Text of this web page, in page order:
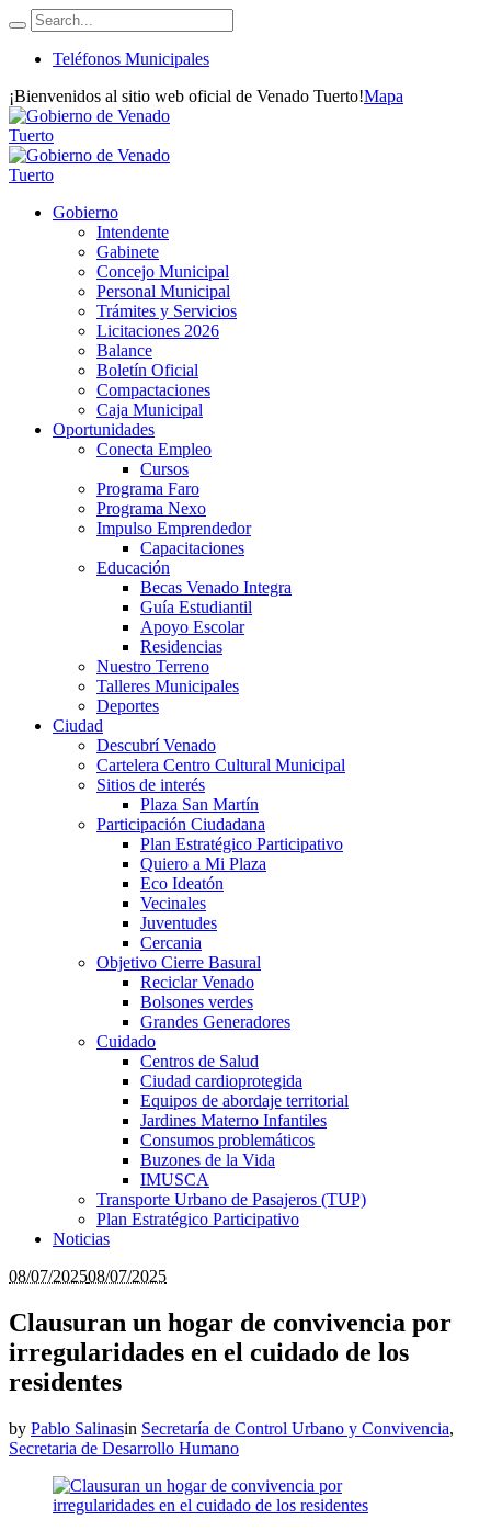
Teléfonos Municipales
¡Bienvenidos al sitio web oficial de Venado Tuerto!Mapa
Gobierno
Intendente
Gabinete
Concejo Municipal
Personal Municipal
Trámites y Servicios
Licitaciones 2026
Balance
Boletín Oficial
Compactaciones
Caja Municipal
Oportunidades
Conecta Empleo
Cursos
Programa Faro
Programa Nexo
Impulso Emprendedor
Capacitaciones
Educación
Becas Venado Integra
Guía Estudiantil
Apoyo Escolar
Residencias
Nuestro Terreno
Talleres Municipales
Deportes
Ciudad
Descubrí Venado
Cartelera Centro Cultural Municipal
Sitios de interés
Plaza San Martín
Participación Ciudadana
Plan Estratégico Participativo
Quiero a Mi Plaza
Eco Ideatón
Vecinales
Juventudes
Cercania
Objetivo Cierre Basural
Reciclar Venado
Bolsones verdes
Grandes Generadores
Cuidado
Centros de Salud
Ciudad cardioprotegida
Equipos de abordaje territorial
Jardines Materno Infantiles
Consumos problemáticos
Buzones de la Vida
IMUSCA
Transporte Urbano de Pasajeros (TUP)
Plan Estratégico Participativo
Noticias
08/07/202508/07/2025
Clausuran un hogar de convivencia por
irregularidades en el cuidado de los
residentes
by Pablo Salinasin Secretaría de Control Urbano y Convivencia,
Secretaria de Desarrollo Humano